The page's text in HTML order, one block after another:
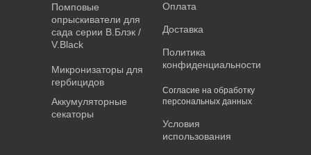
Согласие на обработку
персональных данных
Помповые
опрыскиватели для
сада серии В.Блэк /
V.Black
Микронизаторы для
гербицидов
Аккумуляторные
секаторы
Оплата
Доставка
Политика
конфиденциальности
Условия
использования